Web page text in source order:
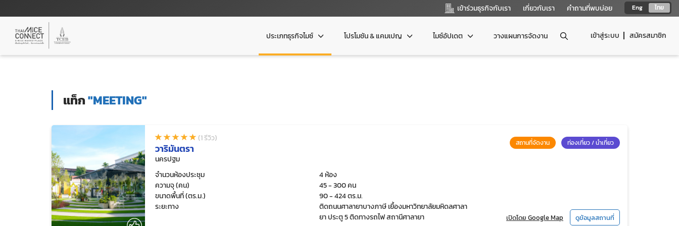
Eng ไทย
เข้าร่วมธุรกิจกับเรา เกี่ยวกับเรา คำถามที่พบบ่อย
เข้าสู่ระบบ สมัครสมาชิก
ประเภทธุรกิจไมซ์ โปรโมชัน & แคมเปญ ไมซ์อัปเดต วางแผนการจัดงาน
แท็ก"MEETING"
(1 รีวิว)
วาริมันตรา
นครปฐม
สถานที่จัดงาน ท่องเที่ยว / นำเที่ยว
จำนวนห้องประชุม
4 ห้อง
ความจุ (คน)
45 - 300 คน
ขนาดพื้นที่ (ตร.ม.)
90 - 424 ตร.ม.
ระยะทาง
ติดถนนศาลายาบางภาษี เยื้องมหาวิทยาลัยมหิดลศาลา
ยา ประตู 5 ติดทางรถไฟ สถานีศาลายา
เปิดโดย Google Map ดูข้อมูลสถานที่